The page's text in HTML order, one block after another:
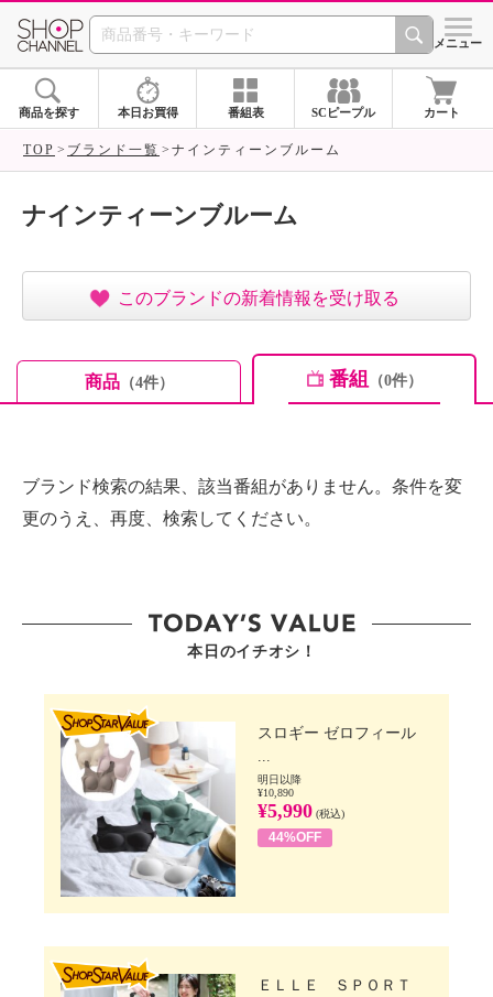
SHOP CHANNEL ショッ
メニュー
商品を探す 本日お買得 番組表 SCピープル カート
TOP ブランド一覧 ナインティーンブルーム
ナインティーンブルーム
このブランドの新着情報を受け取る
商品（4件） 番組 （0件）
ブランド検索の結果、該当番組がありません。条件を変
更のうえ、再度、検索してください。
本日のイチオシ！
スロギー ゼロフィール
...
明日以降
¥10,890
¥5,990 (税込)
44%OFF
ＥＬＬＥ ＳＰＯＲＴ